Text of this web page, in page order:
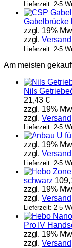
Lieferzeit: 2-5
Gabelbrücke
zzgl. 19%
zzgl. Versand
Lieferzeit: 2-5
Am meisten
Nils
21,43 €
zzgl. 19%
zzgl. Versand
Lieferzeit: 2-5
zzgl. 19%
zzgl. Versand
Lieferzeit: 2-5
schwarz
zzgl. 19%
zzgl. Versand
Lieferzeit: 2-5
Pro IV
zzgl. 19%
zzgl. Versand